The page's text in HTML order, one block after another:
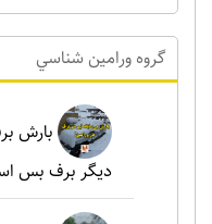
گروه ورامين شناسي
بارش
دیگر برف بس